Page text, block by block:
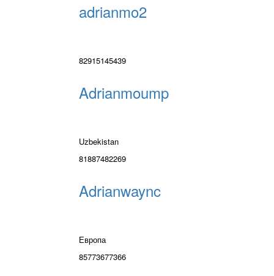
adrianmo2
82915145439
Adrianmoump
Uzbekistan
81887482269
Adrianwaync
Европа
85773677366